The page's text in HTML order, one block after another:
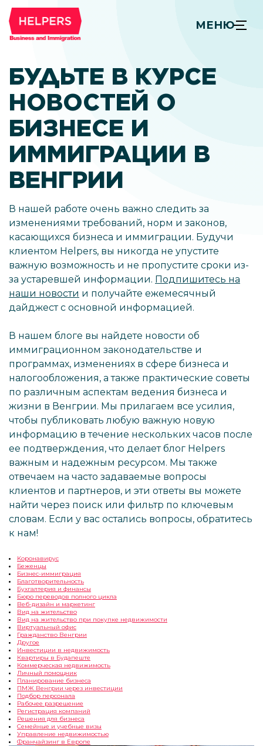
МЕНЮ
БУДЬТЕ В КУРСЕ
НОВОСТЕЙ О
БИЗНЕСЕ И
ИММИГРАЦИИ В
ВЕНГРИИ
В нашей работе очень важно следить за
изменениями требований, норм и законов,
касающихся бизнеса и иммиграции. Будучи
клиентом Helpers, вы никогда не упустите
важную возможность и не пропустите сроки из-
за устаревшей информации. Подпишитесь на
наши новости и получайте ежемесячный
дайджест с основной информацией.
В нашем блоге вы найдете новости об
иммиграционном законодательстве и
программах, изменениях в сфере бизнеса и
налогообложения, а также практические советы
по различным аспектам ведения бизнеса и
жизни в Венгрии. Мы прилагаем все усилия,
чтобы публиковать любую важную новую
информацию в течение нескольких часов после
ее подтверждения, что делает блог Helpers
важным и надежным ресурсом. Мы также
отвечаем на часто задаваемые вопросы
клиентов и партнеров, и эти ответы вы можете
найти через поиск или фильтр по ключевым
словам. Если у вас остались вопросы, обратитесь
к нам!
Kоронавирус
Беженцы
Бизнес-иммиграция
Благотворительность
Бухгалтерия и финансы
Бюро переводов полного цикла
Веб-дизайн и маркетинг
Вид на жительство
Вид на жительство при покупке недвижимости
Виртуальный офис
Гражданство Венгрии
Другое
Инвестиции в недвижимость
Квартиры в Будапеште
Коммерческая недвижимость
Личный помощник
Планирование бизнеса
ПМЖ Венгрии через инвестиции
Подбор персонала
Рабочее разрешение
Регистрация компаний
Решения для бизнеса
Семейные и учебные визы
Управление недвижимостью
Франчайзинг в Европе